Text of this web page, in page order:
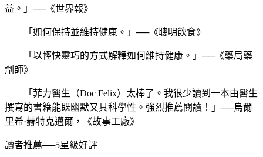
益。」──《世界報》
「如何保持並維持健康。」──《聰明飲食》
「以輕快靈巧的方式解釋如何維持健康。」──《藥局藥
劑師》
「菲力醫生（Doc Felix）太棒了。我很少讀到一本由醫生
撰寫的書籍能既幽默又具科學性。強烈推薦閱讀！」──烏爾
里希·赫特克邁爾，《故事工廠》
讀者推薦──5星級好評